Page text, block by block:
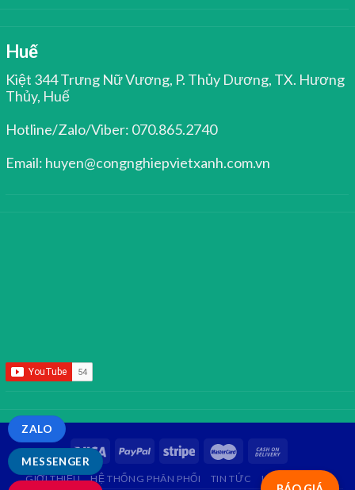
Huế
Kiệt 344 Trưng Nữ Vương, P. Thủy Dương, TX. Hương
Thủy, Huế
Hotline/Zalo/Viber: 070.865.2740
Email: huyen@congnghiepvietxanh.com.vn
GIỚI THIỆU HỆ THỐNG PHÂN PHỐI TIN TỨC LIÊN HỆ
MESSENGER
ZALO